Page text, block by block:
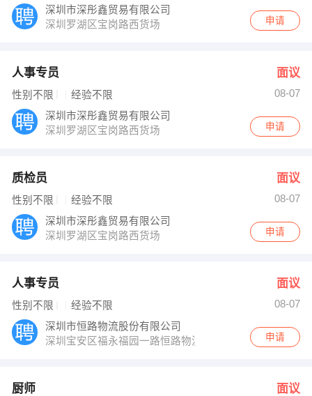
深圳市深彤鑫贸易有限公司
深圳罗湖区宝岗路西货场
申请
人事专员 面议
性别不限 经验不限
08-07
深圳市深彤鑫贸易有限公司
深圳罗湖区宝岗路西货场
申请
质检员 面议
性别不限 经验不限
08-07
深圳市深彤鑫贸易有限公司
深圳罗湖区宝岗路西货场
申请
人事专员 面议
性别不限 经验不限
08-07
深圳市恒路物流股份有限公司
深圳宝安区福永福园一路恒路物流中心
申请
厨师 面议